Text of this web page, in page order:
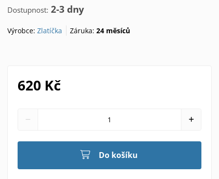
Dostupnost: 2-3 dny
Výrobce: Zlatíčka Záruka:24 měsíců
620 Kč
Do košíku